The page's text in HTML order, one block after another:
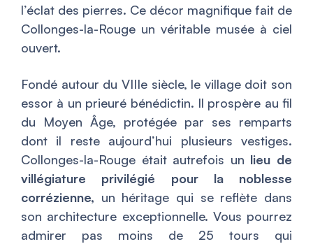
l’éclat des pierres. Ce décor magnifique fait de
Collonges-la-Rouge un véritable musée à ciel
ouvert.
Fondé autour du VIIIe siècle, le village doit son
essor à un prieuré bénédictin. Il prospère au fil
du Moyen Âge, protégée par ses remparts
dont il reste aujourd’hui plusieurs vestiges.
Collonges-la-Rouge était autrefois un lieu de
villégiature privilégié pour la noblesse
corrézienne, un héritage qui se reflète dans
son architecture exceptionnelle. Vous pourrez
admirer pas moins de 25 tours qui